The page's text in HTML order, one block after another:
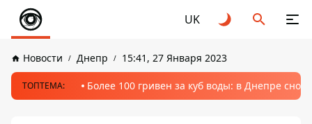
UK
Новости Днепр 15:41, 27 Января 2023
ТОПТЕМА: Более 100 гривен за куб воды: в Днепре